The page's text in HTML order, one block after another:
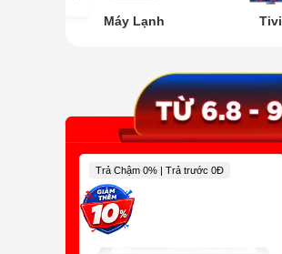
Máy Lạnh Tivi
Trả Chậm 0% | Trả trước 0Đ